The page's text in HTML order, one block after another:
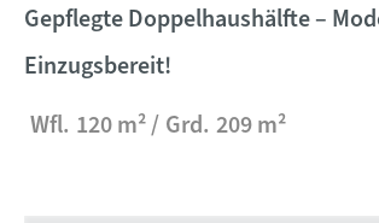
Gepflegte Doppelhaushälfte –
Einzugsbereit!
Wfl. 120 m² Grd. 209 m²